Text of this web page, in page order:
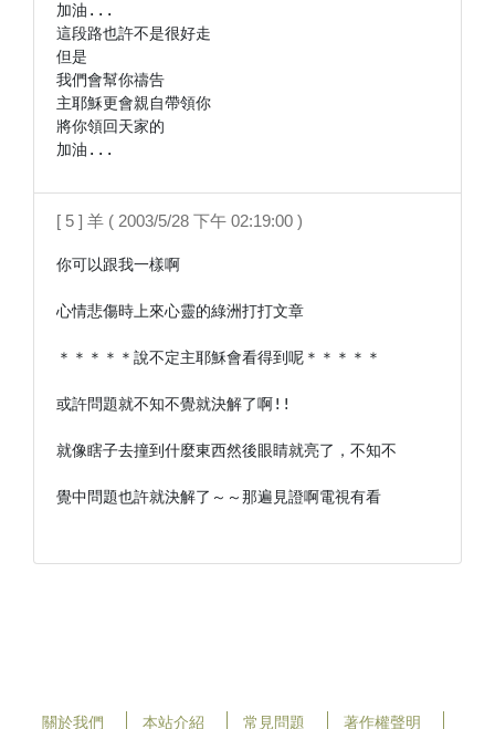
加油...
這段路也許不是很好走
但是
我們會幫你禱告
主耶穌更會親自帶領你
將你領回天家的
[ 5 ] 羊 ( 2003/5/28 下午 02:19:00 )
你可以跟我一樣啊
心情悲傷時上來心靈的綠洲打打文章
＊＊＊＊＊說不定主耶穌會看得到呢＊＊＊＊＊
或許問題就不知不覺就決解了啊!!
就像瞎子去撞到什麼東西然後眼睛就亮了，不知不
覺中問題也許就決解了～～那遍見證啊電視有看
關於我們 本站介紹 常見問題 著作權聲明